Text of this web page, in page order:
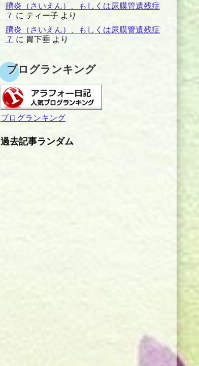
臍炎（さいえん）、もしくは尿膜管遺残症
７ に ティー子 より
臍炎（さいえん）、もしくは尿膜管遺残症
７ に 胃下垂より
ブログランキング
ブログランキング
過去記事ランダム